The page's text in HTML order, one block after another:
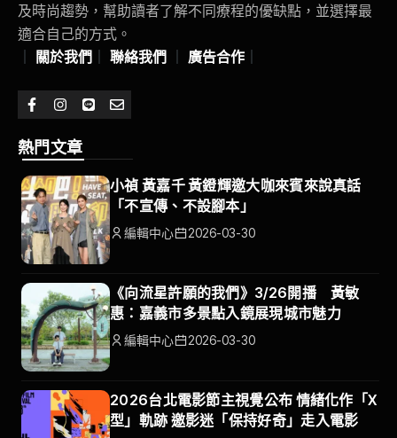
及時尚趨勢，幫助讀者了解不同療程的優缺點，並選擇最
適合自己的方式。
關於我們 聯絡我們 廣告合作
熱門文章
小禎 黃嘉千 黃鐙輝邀大咖來賓來說真話
「不宣傳、不設腳本」
編輯中心 2026-03-30
《向流星許願的我們》3/26開播 黃敏
惠：嘉義市多景點入鏡展現城市魅力
編輯中心 2026-03-30
2026台北電影節主視覺公布 情緒化作「X
型」軌跡 邀影迷「保持好奇」走入電影